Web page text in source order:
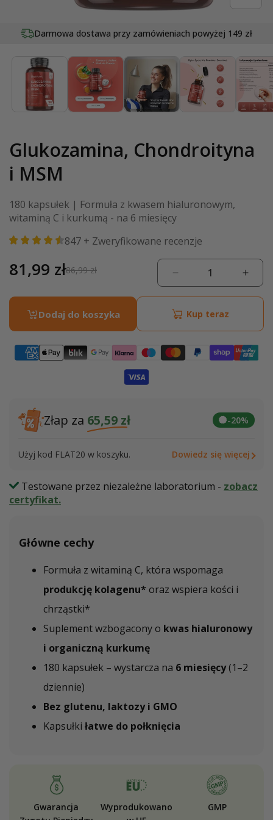
multimedia
modalnym
Darmowa dostawa przy zamówieniach powyżej 149 zł
20lat tradycji w dziedzinie wellness
Glukozamina, Chondroityna
i MSM
180 kapsułek | Formuła z kwasem hialuronowym,
witaminą C i kurkumą - na 6 miesięcy
847 + Zweryfikowane recenzje
Cena
promocyjna
81,99 zł
Cena
regularna
86,99 zł
Zmniejsz
ilość
Glukozamina,
Chondroityna
i
MSM
ilość
i
MSM
Dodaj do koszyka Kup teraz
Złap za 65,59 zł -20%
Użyj kod FLAT20 w koszyku. Dowiedz się więcej
Testowane przez niezależne laboratorium - zobacz
certyfikat.
Główne cechy
Formuła z witaminą C, która wspomaga
produkcję kolagenu* oraz wspiera kości i
chrząstki*
Suplement wzbogacony o kwas hialuronowy
i organiczną kurkumę
180 kapsułek – wystarcza na 6 miesięcy(1–2
dziennie)
Bez glutenu, laktozy i GMO
Kapsułki łatwe do połknięcia
Gwarancja
Wyprodukowano
GMP